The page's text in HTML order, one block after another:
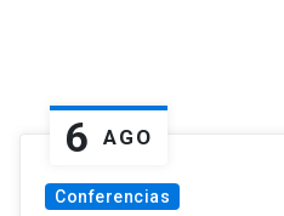
6 AGO
Conferencias